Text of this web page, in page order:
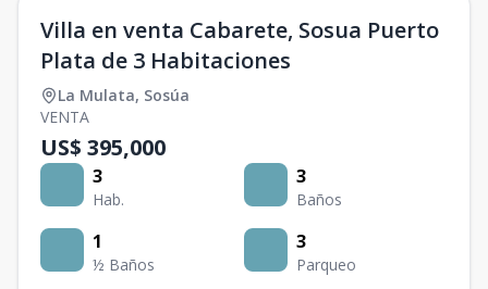
Villa en venta Cabarete, Sosua Puerto
Plata de 3 Habitaciones
La Mulata, Sosúa
VENTA
US$ 395,000
3
Hab.
3
Baños
1
½ Baños
3
Parqueo